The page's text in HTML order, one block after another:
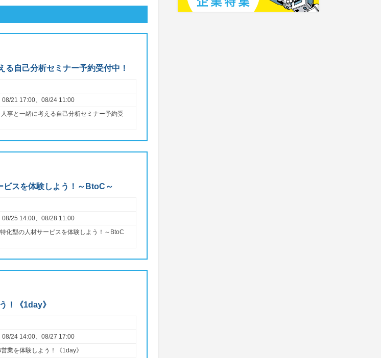
る自己分析セミナー予約受付中！
08/21 17:00、08/24 11:00
人事と一緒に考える自己分析セミナー予約受
ビスを体験しよう！～BtoC～
08/25 14:00、08/28 11:00
特化型の人材サービスを体験しよう！～BtoC
！《1day》
08/24 14:00、08/27 17:00
営業を体験しよう！《1day》